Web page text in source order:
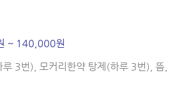
~ 140,000원
3번), 모커리한약 탕제(하루 3번), 뜸